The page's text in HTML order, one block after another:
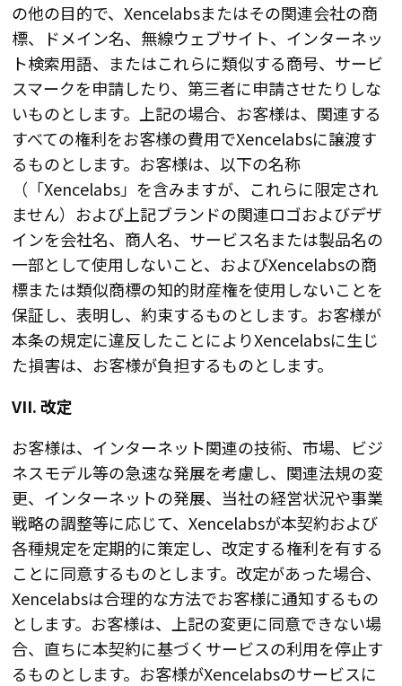
の他の目的で、Xencelabsまたはその関連会社の商
標、ドメイン名、無線ウェブサイト、インターネッ
ト検索用語、またはこれらに類似する商号、サービ
スマークを申請したり、第三者に申請させたりしな
いものとします。上記の場合、お客様は、関連する
すべての権利をお客様の費用でXencelabsに譲渡す
るものとします。お客様は、以下の名称
（「Xencelabs」を含みますが、これらに限定され
ません）および上記ブランドの関連ロゴおよびデザ
インを会社名、商人名、サービス名または製品名の
一部として使用しないこと、およびXencelabsの商
標または類似商標の知的財産権を使用しないことを
保証し、表明し、約束するものとします。お客様が
本条の規定に違反したことによりXencelabsに生じ
た損害は、お客様が負担するものとします。
VII. 改定
お客様は、インターネット関連の技術、市場、ビジ
ネスモデル等の急速な発展を考慮し、関連法規の変
更、インターネットの発展、当社の経営状況や事業
戦略の調整等に応じて、Xencelabsが本契約および
各種規定を定期的に策定し、改定する権利を有する
ことに同意するものとします。改定があった場合、
Xencelabsは合理的な方法でお客様に通知するもの
とします。お客様は、上記の変更に同意できない場
合、直ちに本契約に基づくサービスの利用を停止す
るものとします。お客様がXencelabsのサービスに